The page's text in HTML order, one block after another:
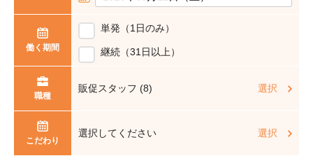
働く期間
単発（1日のみ）
継続（31日以上）
職種
販促スタッフ (8) 選択
こだわり
選択してください 選択